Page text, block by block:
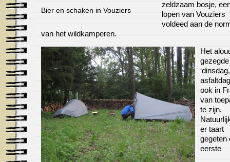
Bier en schaken in Vouziers
zeldzaam bosje,
lopen van Vouziers
voldeed aan de
van het wildkamperen.
Het
gezegde
‘dinsdag,
ook in
van
te zijn.
er taart
gegeten
eerste